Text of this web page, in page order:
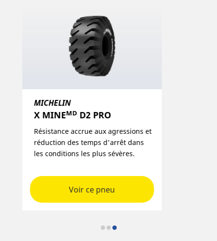
MICHELIN
X MINEᴹᴰ D2 PRO
Résistance accrue aux agressions et
réduction des temps d'arrêt dans
les conditions les plus sévères.
Voir ce pneu